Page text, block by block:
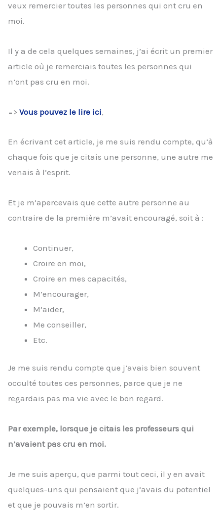
veux remercier toutes les personnes qui ont cru en
moi.
Il y a de cela quelques semaines, j’ai écrit un premier
article où je remerciais toutes les personnes qui
n’ont pas cru en moi.
=> Vous pouvez le lire ici,
En écrivant cet article, je me suis rendu compte, qu’à
chaque fois que je citais une personne, une autre me
venais à l’esprit.
Et je m’apercevais que cette autre personne au
contraire de la première m’avait encouragé, soit à :
Continuer,
Croire en moi,
Croire en mes capacités,
M’encourager,
M’aider,
Me conseiller,
Etc.
Je me suis rendu compte que j’avais bien souvent
occulté toutes ces personnes, parce que je ne
regardais pas ma vie avec le bon regard.
Par exemple, lorsque je citais les professeurs qui
n’avaient pas cru en moi.
Je me suis aperçu, que parmi tout ceci, il y en avait
quelques-uns qui pensaient que j’avais du potentiel
et que je pouvais m’en sortir.